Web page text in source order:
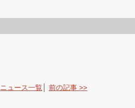
ニュース一覧 前の記事 >>